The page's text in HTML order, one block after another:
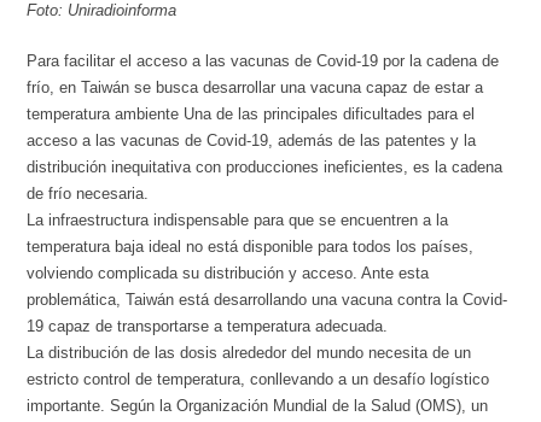
Foto: Uniradioinforma
Para facilitar el acceso a las vacunas de Covid-19 por la cadena de
frío, en Taiwán se busca desarrollar una vacuna capaz de estar a
temperatura ambiente Una de las principales dificultades para el
acceso a las vacunas de Covid-19, además de las patentes y la
distribución inequitativa con producciones ineficientes, es la cadena
de frío necesaria.
La infraestructura indispensable para que se encuentren a la
temperatura baja ideal no está disponible para todos los países,
volviendo complicada su distribución y acceso. Ante esta
problemática, Taiwán está desarrollando una vacuna contra la Covid-
19 capaz de transportarse a temperatura adecuada.
La distribución de las dosis alrededor del mundo necesita de un
estricto control de temperatura, conllevando a un desafío logístico
importante. Según la Organización Mundial de la Salud (OMS), un